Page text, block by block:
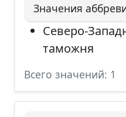
Значения
Северо-
таможня
Всего значений: 1